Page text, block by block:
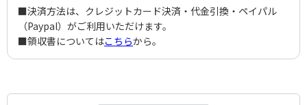
■決済方法は、クレジットカード決済・代金引換・ペイパル
（Paypal）がご利用いただけます。
■領収書についてはこちらから。